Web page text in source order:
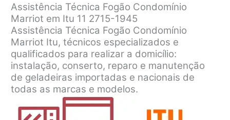
Assistência Técnica Fogão Condomínio
Marriot em Itu 11 2715-1945
Assistência Técnica Fogão Condomínio
Marriot Itu, técnicos especializados e
qualificados para realizar a domicílio:
instalação, conserto, reparo e manutenção
de geladeiras importadas e nacionais de
todas as marcas e modelos.